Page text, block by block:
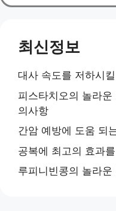
최신정보
대사 속도를 저하시
피스타치오의 놀라
의사항
간암 예방에 도움 되
공복에 최고의 효과
루피니빈콩의 놀라